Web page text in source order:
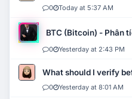
0 Today at 5:37 AM
BTC (Bitcoin) - Phân
0 Yesterday at 2:43 PM
What should I verify
0 Yesterday at 8:01 AM